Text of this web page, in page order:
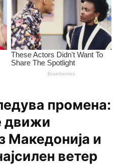
промена:
движи
Македонија и
ветер